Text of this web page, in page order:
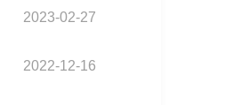
2023-02-27
2022-12-16